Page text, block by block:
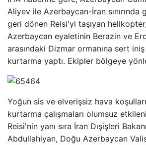
Aliyev ile Azerbaycan-İran sınırında
geri dönen Reisi'yi taşıyan
Azerbaycan eyaletinin Berazin ve
arasındaki Dizmar ormanına sert
kurtarma yaptı. Ekipler bölgeye
Yoğun sis ve elverişsiz hava
kurtarma çalışmaları olumsuz
Reisi'nin yanı sıra İran Dışişleri
Abdullahiyan, Doğu Azerbaycan